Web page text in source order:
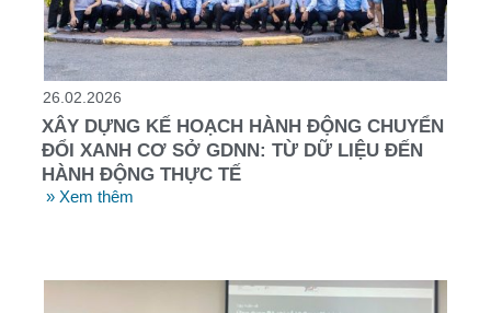
26.02.2026
XÂY DỰNG KẾ HOẠCH HÀNH ĐỘNG CHUYỂN
ĐỔI XANH CƠ SỞ GDNN: TỪ DỮ LIỆU ĐẾN
HÀNH ĐỘNG THỰC TẾ
» Xem thêm